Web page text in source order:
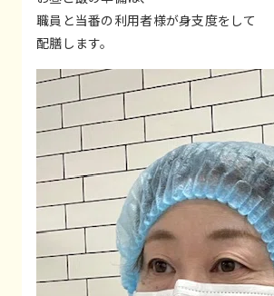
職員と当番の利用者様が身支度をして
配膳します。